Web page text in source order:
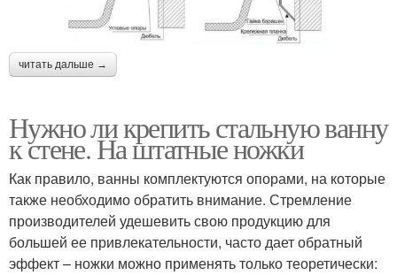
читать дальше →
Нужно ли крепить стальную ванну
к стене. На штатные ножки
Как правило, ванны комплектуются опорами, на которые
также необходимо обратить внимание. Стремление
производителей удешевить свою продукцию для
большей ее привлекательности, часто дает обратный
эффект – ножки можно применять только теоретически: